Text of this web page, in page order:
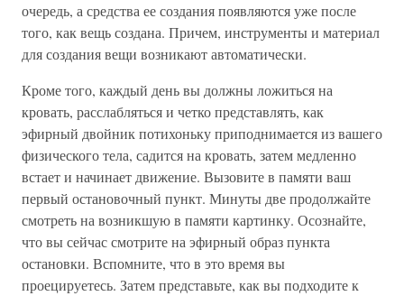
очередь, а средства ее создания появляются уже после
того, как вещь создана. Причем, инструменты и материал
для создания вещи возникают автоматически.
Кроме того, каждый день вы должны ложиться на
кровать, расслабляться и четко представлять, как
эфирный двойник потихоньку приподнимается из вашего
физического тела, садится на кровать, затем медленно
встает и начинает движение. Вызовите в памяти ваш
первый остановочный пункт. Минуты две продолжайте
смотреть на возникшую в памяти картинку. Осознайте,
что вы сейчас смотрите на эфирный образ пункта
остановки. Вспомните, что в это время вы
проецируетесь. Затем представьте, как вы подходите к